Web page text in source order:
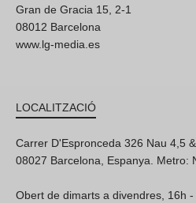
Gran de Gracia 15, 2-1
08012 Barcelona
www.lg-media.es
LOCALITZACIÓ
Carrer D'Espronceda 326 Nau 4,5
08027 Barcelona, Espanya. Metro:
Obert de dimarts a divendres, 16h -